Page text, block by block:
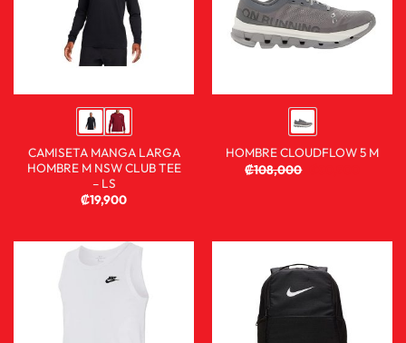
CAMISETA MANGA LARGA
HOMBRE M NSW CLUB TEE
– LS
₡19,900
HOMBRE CLOUDFLOW 5 M
₡108,000